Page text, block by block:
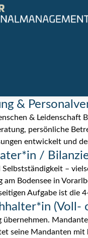
&
& Leidenschaft
persönliche
entwickelt und
/
–
am Bodensee in
Aufgabe ist die
(Voll-
seine Mandanten